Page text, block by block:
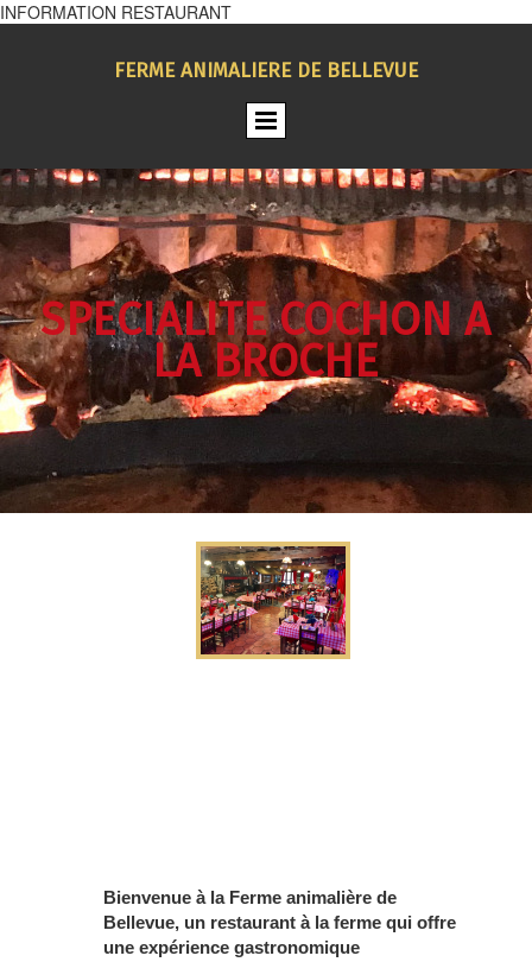
INFORMATION RESTAURANT
FERME ANIMALIERE DE BELLEVUE
SPECIALITE COCHON A
LA BROCHE
Bienvenue à la Ferme animalière de
Bellevue, un restaurant à la ferme qui offre
une expérience gastronomique